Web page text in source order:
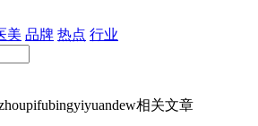
美 品牌 热点 行业
相关文章